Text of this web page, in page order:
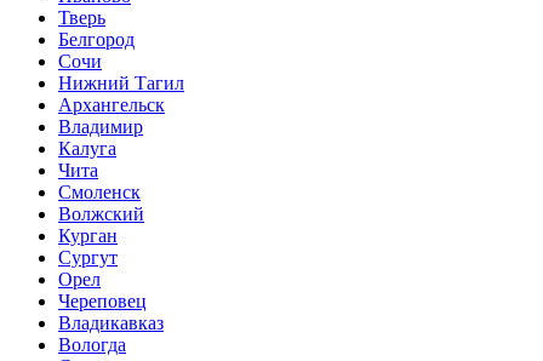
Тверь
Белгород
Сочи
Нижний Тагил
Архангельск
Владимир
Калуга
Чита
Смоленск
Волжский
Курган
Сургут
Орел
Череповец
Владикавказ
Вологда